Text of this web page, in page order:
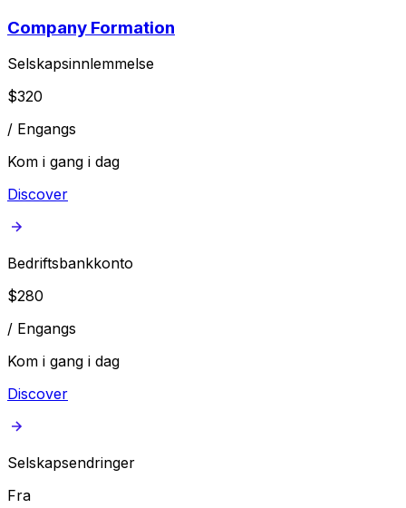
Company Formation
Selskapsinnlemmelse
$320
/ Engangs
Kom i gang i dag
Discover
Bedriftsbankkonto
$280
/ Engangs
Kom i gang i dag
Discover
Selskapsendringer
Fra